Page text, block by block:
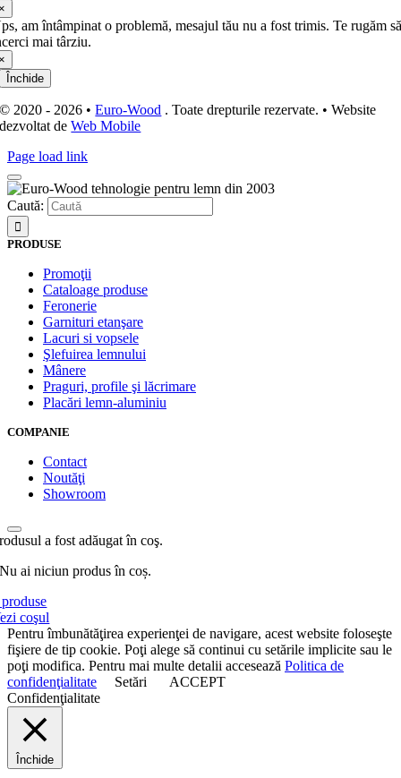
am întâmpinat o problemă, mesajul tău nu a fost trimis. Te rugăm
mai târziu.
Închide
© 2020 - 2026 •Euro-Wood . Toate drepturile rezervate. • Website
dezvoltat deWeb Mobile
Page load link
Caută:
PRODUSE
Promoţii
Cataloage produse
Feronerie
Garnituri etanşare
Lacuri si vopsele
Şlefuirea lemnului
Mânere
Praguri, profile şi lăcrimare
Placări lemn-aluminiu
COMPANIE
Contact
Noutăţi
Showroom
a fost adăugat în coş.
Nu ai niciun produs în coș.
coşul
Pentru îmbunătăţirea experienţei de navigare, acest website foloseşte
fişiere de tip cookie. Poţi alege să continui cu setările implicite sau le
poţi modifica. Pentru mai multe detalii accesează Politica de
confidenţialitate
Setări
ACCEPT
Confidenţialitate
Închide